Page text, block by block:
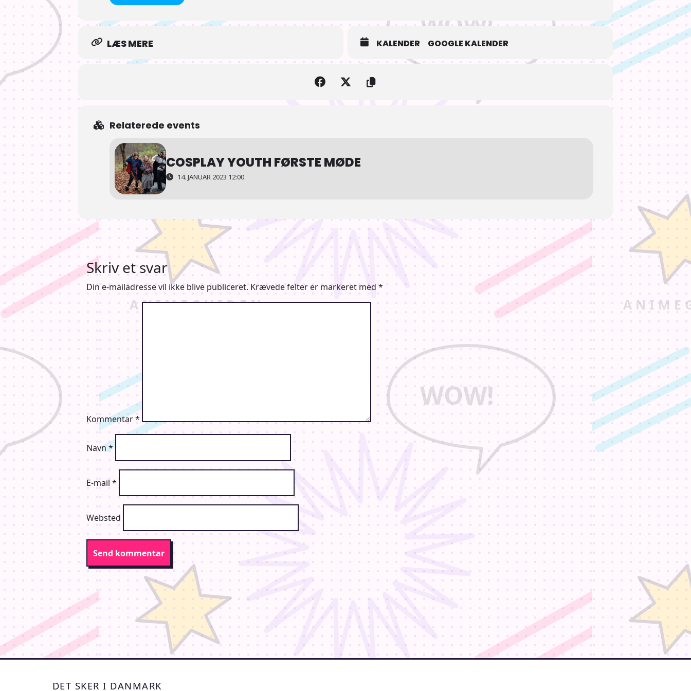
LÆS MERE KALENDER GOOGLE KALENDER
Relaterede events
COSPLAY YOUTH FØRSTE MØDE
14. JANUAR 2023 12:00
Skriv et svar
Din e-mailadresse vil ikke blive publiceret. Krævede felter er markeret med *
Kommentar*
Navn*
E-mail *
Websted
DET SKER I DANMARK